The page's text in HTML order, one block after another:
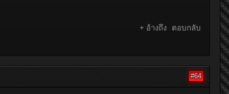
+ อ้างถึง ตอบกลับ
#64